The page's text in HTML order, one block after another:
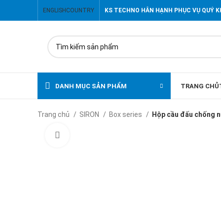
ENGLISH COUNTRY KS TECHNO HÂN HẠNH PHỤC VỤ QUÝ
DANH MỤC SẢN PHẨM TRANG CHỦ
Trang chủ SIRON Box series Hộp cầu đấu chống